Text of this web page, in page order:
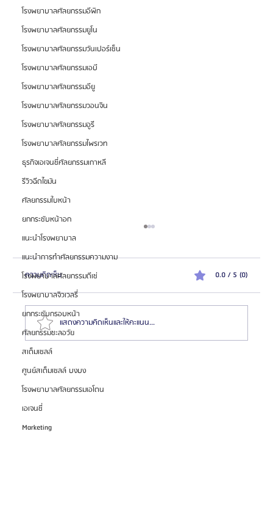
โรงพยาบาลศัลยกรรมอีพิก
โรงพยาบาลศัลยกรรมยูโน
โรงพยาบาลศัลยกรรมวันเปอร์เซ็น
โรงพยาบาลศัลยกรรมเอบี
โรงพยาบาลศัลยกรรมอียู
โรงพยาบาลศัลยกรรมวอนจิน
โรงพยาบาลศัลยกรรมอูรี
โรงพยาบาลศัลยกรรมไพรเวท
ธุรกิจเอเจนซี่ศัลยกรรมเกาหลี
รีวิวฉีดไขมัน
ศัลยกรรมใบหน้า
ยกกระชับหน้าอก
แนะนำโรงพยาบาล
แนะนำการทำศัลยกรรมความงาม
โรงพยาบาลศัลยกรรมดีเซ่
โรงพยาบาลจิวเวลรี่
ยกกระชับกรอบหน้า
ศัลยกรรมชะลอวัย
สเต็มเซลล์
ศูนย์สเต็มเซลล์ บงบง
โรงพยาบาลศัลยกรรมเอโตน
เอเจนซี่
Marketing
รีวิวต้องทำตาสองชั้นที่บาโนบากิ (Banobagi) สวยเป๊ะทุก
มุมแน่นอน!
ความคิดเห็น 0.0 / 5 (0)
แสดงความคิดเห็นและให้คะแนน...